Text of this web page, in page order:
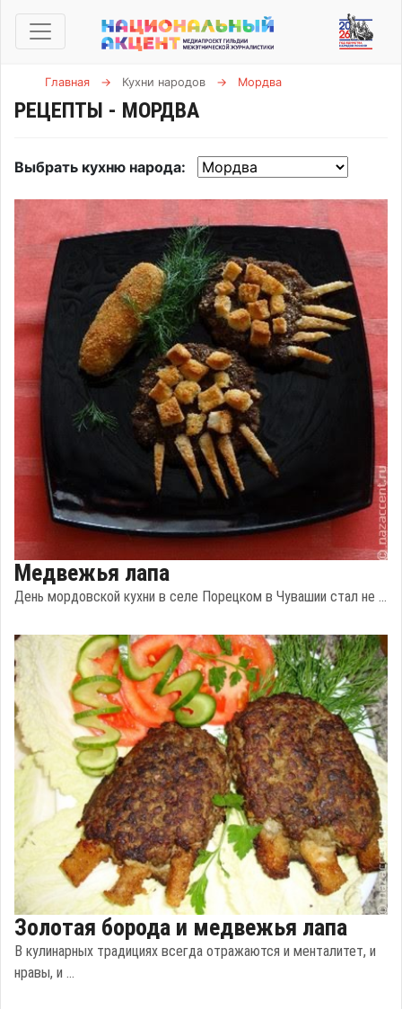
Главная → Кухни народов → Мордва
РЕЦЕПТЫ - МОРДВА
Выбрать кухню народа:
Медвежья лапа
День мордовской кухни в селе Порецком в Чувашии стал не ...
Золотая борода и медвежья лапа
В кулинарных традициях всегда отражаются и менталитет, и
нравы, и ...